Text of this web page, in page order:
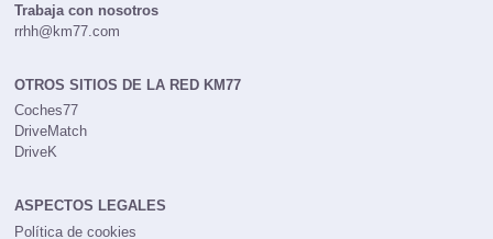
Trabaja con nosotros
rrhh@km77.com
OTROS SITIOS DE LA RED KM77
Coches77
DriveMatch
DriveK
ASPECTOS LEGALES
Política de cookies